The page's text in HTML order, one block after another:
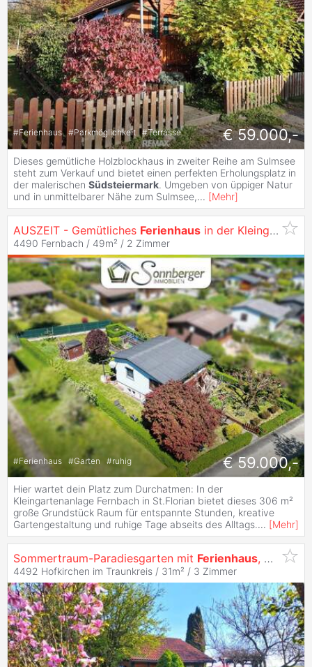
#Ferienhaus #Parkmöglichkeit #Terrasse € 59.000,-
Dieses gemütliche Holzblockhaus in zweiter Reihe am Sulmsee
steht zum Verkauf und bietet einen perfekten Erholungsplatz in
der malerischen Südsteiermark. Umgeben von üppiger Natur
und in unmittelbarer Nähe zum Sulmsee,... [Mehr]
AUSZEIT - Gemütliches Ferienhaus in der Kleingartensiedlung Fernbach
4490 Fernbach / 49m² / 2 Zimmer
#Ferienhaus #Garten #ruhig € 59.000,-
Hier wartet dein Platz zum Durchatmen: In der
Kleingartenanlage Fernbach in St.Florian bietet dieses 306 m²
große Grundstück Raum für entspannte Stunden, kreative
Gartengestaltung und ruhige Tage abseits des Alltags.... [Mehr]
Sommertraum-Paradiesgarten mit Ferienhaus, Doppelparzelle, Eigentum!
4492 Hofkirchen im Traunkreis / 31m² / 3 Zimmer